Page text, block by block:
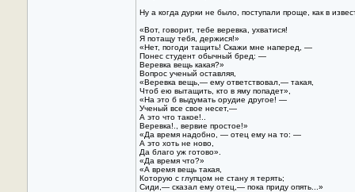
Ну а когда дурки не было, поступали проще, как в
«Вот, говорит, тебе веревка, ухватися!
Я потащу тебя, держися!»
«Нет, погоди тащить! Скажи мне наперед, —
Понес студент обычный бред: —
Веревка вещь какая?»
Вопрос ученый оставляя,
«Веревка вещь,— ему ответствовал,— такая,
Чтоб ею вытащить, кто в яму попадет»,
«На это б выдумать орудие другое! —
Ученый все свое несет,—
А это что такое!..
Веревка!., вервие простое!»
«Да время надобно, — отец ему на то: —
А это хоть не ново,
Да благо уж готово».
«Да время что?»
«А время вещь такая,
Которую с глупцом не стану я терять;
Сиди,— сказал ему отец,— пока приду опять...»